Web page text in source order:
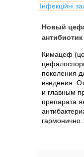
Інфекційні
Новый
Кимацеф
поколения
введения.
и главным
препарата
гармонично...